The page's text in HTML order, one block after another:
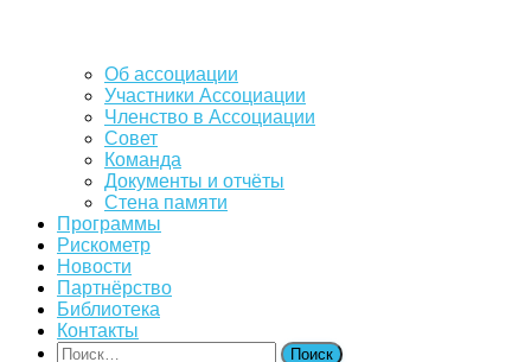
Об ассоциации
Участники Ассоциации
Членство в Ассоциации
Совет
Команда
Документы и отчёты
Стена памяти
Программы
Рискометр
Новости
Партнёрство
Библиотека
Контакты
Найти: